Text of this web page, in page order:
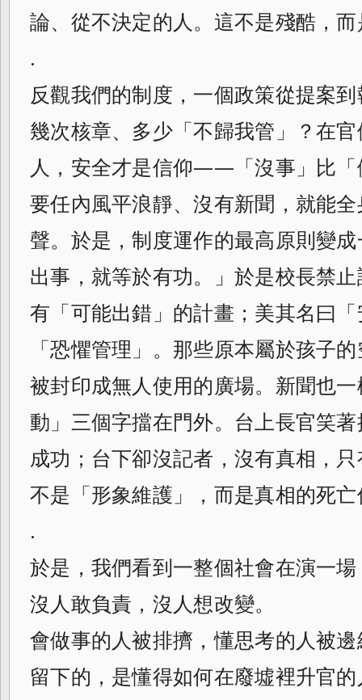
論、從不決定的人。這不是殘酷，
.
反觀我們的制度，一個政策從提案
幾次核章、多少「不歸我管」？在
人，安全才是信仰——「沒事」比「
要任內風平浪靜、沒有新聞，就能
聲。於是，制度運作的最高原則變
出事，就等於有功。」於是校長禁
有「可能出錯」的計畫；美其名曰
「恐懼管理」。那些原本屬於孩子
被封印成無人使用的廣場。新聞也
動」三個字擋在門外。台上長官笑
成功；台下卻沒記者，沒有真相，
不是「形象維護」，而是真相的死
.
於是，我們看到一整個社會在演一
沒人敢負責，沒人想改變。
會做事的人被排擠，懂思考的人被
留下的，是懂得如何在廢墟裡升官